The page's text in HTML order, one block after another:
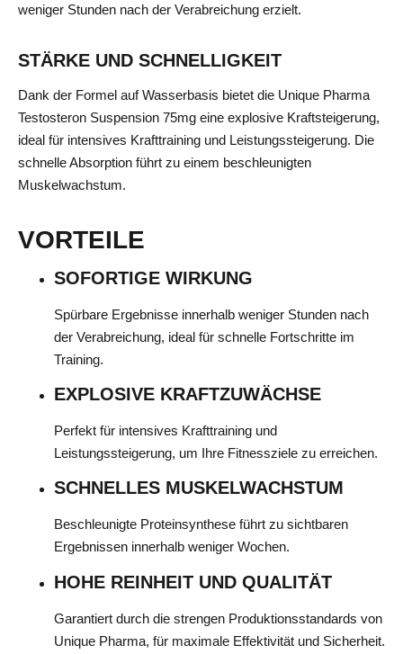
weniger Stunden nach der Verabreichung erzielt.
STÄRKE UND SCHNELLIGKEIT
Dank der Formel auf Wasserbasis bietet die Unique Pharma
Testosteron Suspension 75mg eine explosive Kraftsteigerung,
ideal für intensives Krafttraining und Leistungssteigerung. Die
schnelle Absorption führt zu einem beschleunigten
Muskelwachstum.
VORTEILE
SOFORTIGE WIRKUNG
Spürbare Ergebnisse innerhalb weniger Stunden nach
der Verabreichung, ideal für schnelle Fortschritte im
Training.
EXPLOSIVE KRAFTZUWÄCHSE
Perfekt für intensives Krafttraining und
Leistungssteigerung, um Ihre Fitnessziele zu erreichen.
SCHNELLES MUSKELWACHSTUM
Beschleunigte Proteinsynthese führt zu sichtbaren
Ergebnissen innerhalb weniger Wochen.
HOHE REINHEIT UND QUALITÄT
Garantiert durch die strengen Produktionsstandards von
Unique Pharma, für maximale Effektivität und Sicherheit.